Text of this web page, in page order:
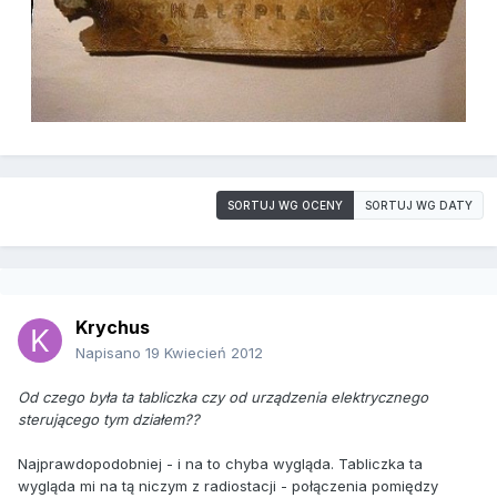
SORTUJ WG OCENY SORTUJ WG DATY
Krychus
Napisano 19 Kwiecień 2012
Od czego była ta tabliczka czy od urządzenia elektrycznego
sterującego tym działem??
Najprawdopodobniej - i na to chyba wygląda. Tabliczka ta
wygląda mi na tą niczym z radiostacji - połączenia pomiędzy